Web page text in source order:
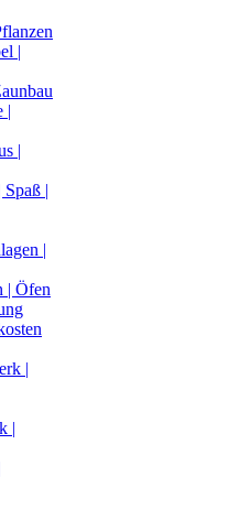
|
|
|
Spaß |
|
| Öfen
|
|